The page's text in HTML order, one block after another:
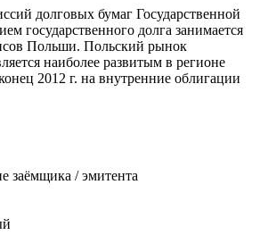
долговых бумаг Государственной
государственного долга занимается
Польши. Польский рынок
наиболее развитым в регионе
2012 г. на внутренние облигации
заёмщика / эмитента